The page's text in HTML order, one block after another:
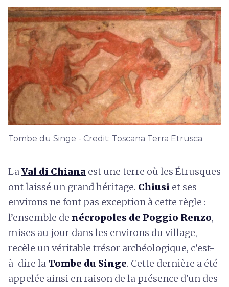
Tombe du Singe - Credit: Toscana Terra Etrusca
LaVal di Chiana est une terre où les Étrusques
ont laissé un grand héritage. Chiusi et ses
environs ne font pas exception à cette règle :
l’ensemble de nécropoles de Poggio Renzo,
mises au jour dans les environs du village,
recèle un véritable trésor archéologique, c’est-
à-dire la Tombe du Singe. Cette dernière a été
appelée ainsi en raison de la présence d'un des